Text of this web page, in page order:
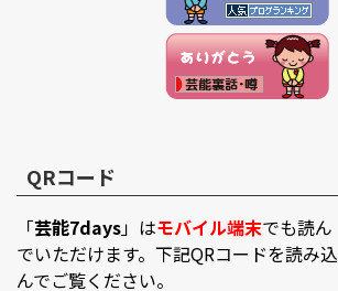
QRコード
「芸能7days」はモバイル端末でも読ん
でいただけます。下記QRコードを読み込
んでご覧ください。